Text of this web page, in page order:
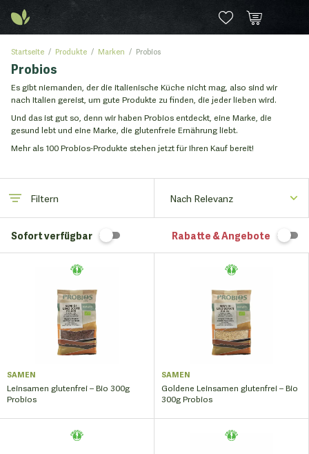
Startseite Produkte Marken Probios
Probios
Es gibt niemanden, der die italienische Küche nicht mag, also sind wir
nach Italien gereist, um gute Produkte zu finden, die jeder lieben wird.
Und das ist gut so, denn wir haben Probios entdeckt, eine Marke, die
gesund lebt und eine Marke, die glutenfreie Ernährung liebt.
Mehr als 100 Probios-Produkte stehen jetzt für Ihren Kauf bereit!
Filtern
Sofort verfügbar Rabatte & Angebote
SAMEN
Leinsamen glutenfrei – Bio 300g
Probios
SAMEN
Goldene Leinsamen glutenfrei – Bio
300g Probios